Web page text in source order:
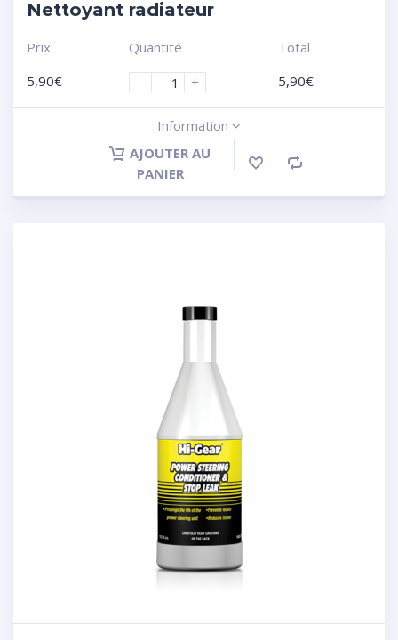
Nettoyant radiateur
Prix
5,90€
Quantité
-
+
Total
5,90€
Information
AJOUTER AU
PANIER